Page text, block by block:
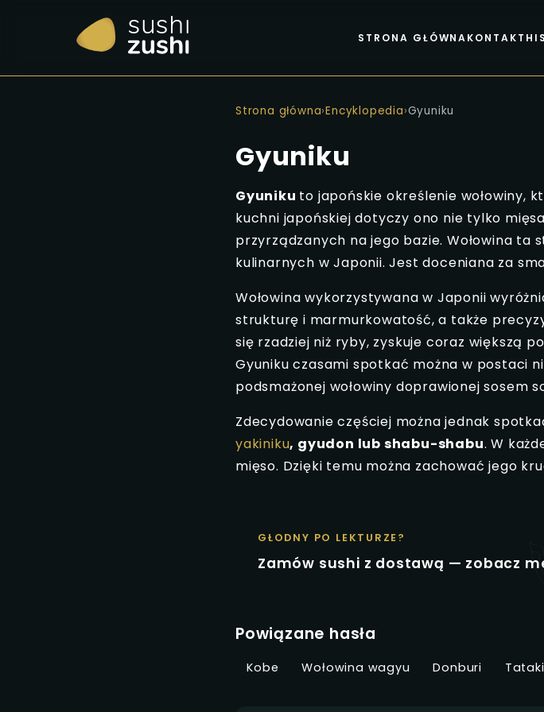
STRONA GŁÓWNAKONTAKT
Strona główna›Encyklopedia›Gyuniku
Gyuniku
Gyuniku to japońskie określenie wołowiny,
kuchni japońskiej dotyczy ono nie tylko
przyrządzanych na jego bazie. Wołowina ta
kulinarnych w Japonii. Jest doceniana za
Wołowina wykorzystywana w Japonii
strukturę i marmurkowatość, a także
się rzadziej niż ryby, zyskuje coraz większą
Gyuniku czasami spotkać można w postaci
podsmażonej wołowiny doprawionej sosem
Zdecydowanie częściej można jednak
yakiniku, gyudon lub shabu-shabu. W
mięso. Dzięki temu można zachować jego
GŁODNY PO LEKTURZE?
Zamów sushi z dostawą — zobacz
Powiązane hasła
Kobe Wołowina wagyu Donburi Tataki